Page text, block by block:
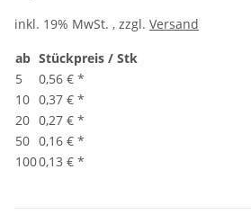
inkl. 19% MwSt. , zzgl. Versand
ab Stückpreis / Stk
5
0,56 € *
10 0,37 € *
20 0,27 € *
50 0,16 € *
1000,13 € *